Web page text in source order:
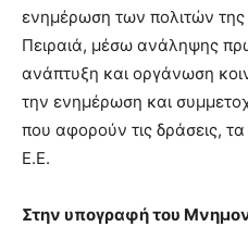
ενημέρωση των πολιτών της
Πειραιά, μέσω ανάληψης
ανάπτυξη και οργάνωση
την ενημέρωση και
που αφορούν τις δράσεις,
Ε.Ε.
Στην υπογραφή του